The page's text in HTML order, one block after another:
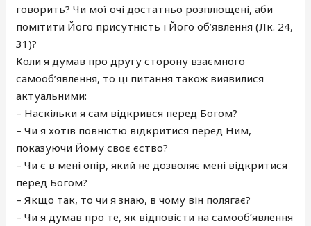
говорить? Чи мої очі достатньо розплющені, аби
помітити Його присутність і Його об’явлення (Лк. 24,
31)?
Коли я думав про другу сторону взаємного
самооб’явлення, то ці питання також виявилися
актуальними:
– Наскільки я сам відкрився перед Богом?
– Чи я хотів повністю відкритися перед Ним,
показуючи Йому своє єство?
– Чи є в мені опір, який не дозволяє мені відкритися
перед Богом?
– Якщо так, то чи я знаю, в чому він полягає?
– Чи я думав про те, як відповісти на самооб’явлення